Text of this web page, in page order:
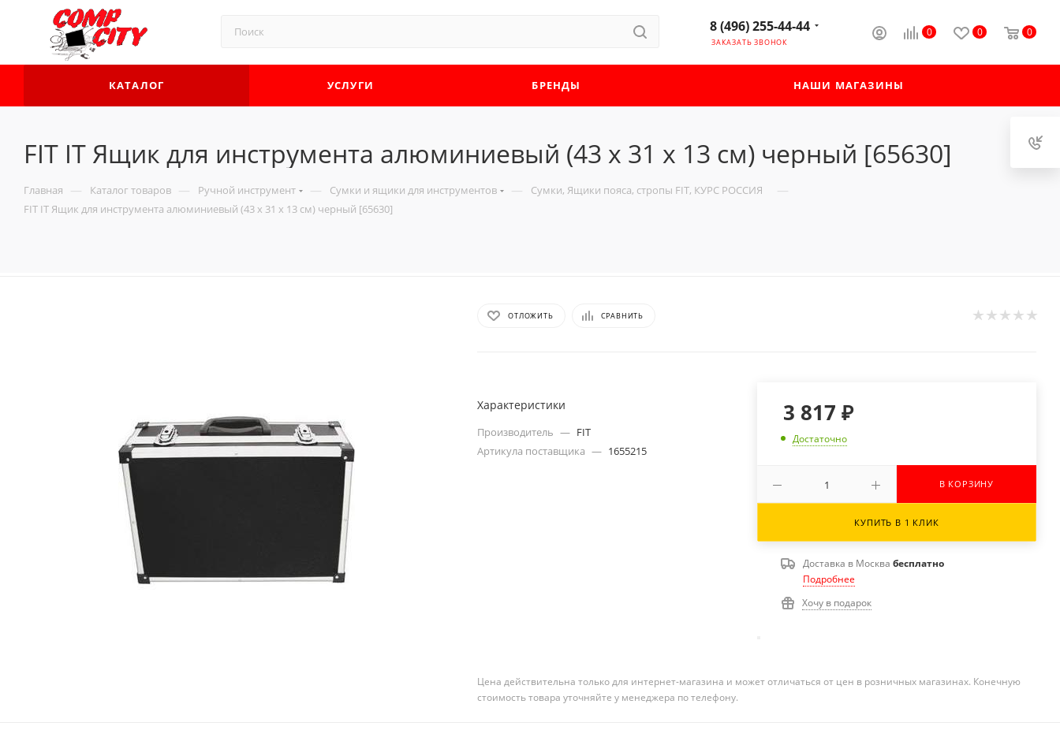
0 0 0
8 (496) 255-44-44
ЗАКАЗАТЬ ЗВОНОК
КАТАЛОГ УСЛУГИ БРЕНДЫ НАШИ МАГАЗИНЫ
FIT IT Ящик для инструмента алюминиевый (43 x 31 x 13 см) черный [65630]
Главная — Каталог товаров — Ручной инструмент — Сумки и ящики для инструментов — Сумки, Ящики пояса, стропы FIT, КУРС РОССИЯ —
FIT IT Ящик для инструмента алюминиевый (43 x 31 x 13 см) черный [65630]
ОТЛОЖИТЬ СРАВНИТЬ
Характеристики
Производитель — FIT
Артикула поставщика — 1655215
3 817 ₽
Достаточно
В КОРЗИНУ
КУПИТЬ В 1 КЛИК
Доставка в Москва бесплатно
Подробнее
Хочу в подарок
Цена действительна только для интернет-магазина и может отличаться от цен в розничных магазинах. Конечную
стоимость товара уточняйте у менеджера по телефону.